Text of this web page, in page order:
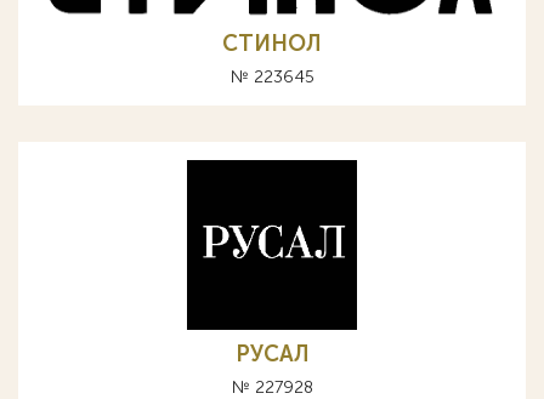
СТИНОЛ
№ 223645
РУСАЛ
№ 227928